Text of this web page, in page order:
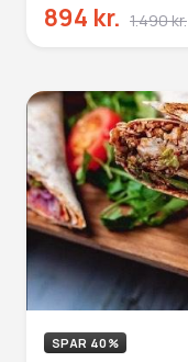
894 kr. 1.490 kr.
SPAR 40%